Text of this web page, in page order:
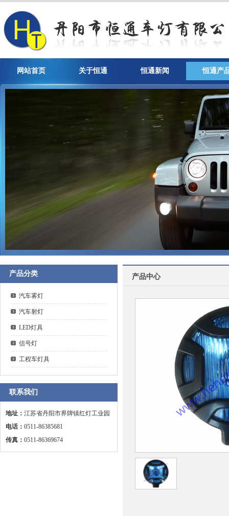
网站首页 关于恒通 恒通新闻 恒通产
产品分类
汽车雾灯
汽车射灯
LED灯具
信号灯
工程车灯具
联系我们
地址： 江苏省丹阳市界牌镇红灯工业园
电话： 0511-86385681
传真： 0511-86369674
产品中心